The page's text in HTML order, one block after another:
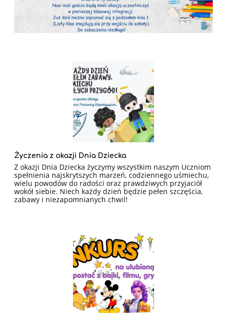
Życzenia z okazji Dnia Dziecka
Z okazji Dnia Dziecka życzymy wszystkim naszym Uczniom
spełnienia najskrytszych marzeń, codziennego uśmiechu,
wielu powodów do radości oraz prawdziwych przyjaciół
wokół siebie. Niech każdy dzień będzie pełen szczęścia,
zabawy i niezapomnianych chwil!